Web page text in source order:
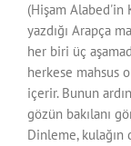
(Hişam Alabed'in
yazdığı Arapça
her biri üç
herkese mahsus
içerir. Bunun
gözün bakılanı
Dinleme, kulağın